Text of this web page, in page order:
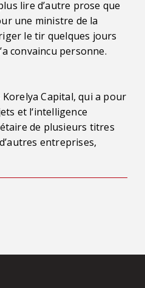
lire d’autre prose que
une ministre de la
le tir quelques jours
convaincu personne.
Capital, qui a pour
et l‘intelligence
de plusieurs titres
entreprises,